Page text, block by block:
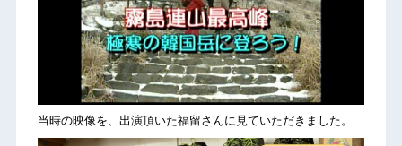
当時の映像を、出演頂いた福留さんに見ていただきました。